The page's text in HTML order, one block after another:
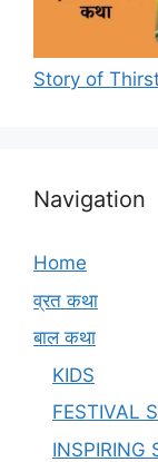
Story of
Navigation
Home
व्रत कथा
बाल कथा
KIDS
FESTIVAL
INSPIRING